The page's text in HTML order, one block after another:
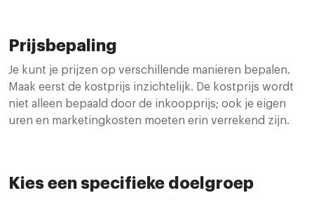
Prijsbepaling
Je kunt je prijzen op verschillende manieren bepalen.
Maak eerst de kostprijs inzichtelijk. De kostprijs wordt
niet alleen bepaald door de inkoopprijs; ook je eigen
uren en marketingkosten moeten erin verrekend zijn.
Kies een specifieke doelgroep